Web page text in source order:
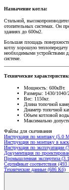
Назначение котла:
Стальной,
отопительных системах. Он
зданиях до 600м2.
Большая площадь
котлу хорошую
необходимыми устройствами
системе.
Технические
Мощность: 600кВт.
Размеры: 1430/1040/
Вес: 1150кг.
Длина топочной
Диаметр топочной
Объем котловой
Максимально
Файлы для скачивания
Инструкция по монтажу (5.0
Инструкция по монтажу в
Инструкция по эксплуатации
Документация по
Промышленная экспертиза
Сертификат соответствия
Технические данные (686 Кб)